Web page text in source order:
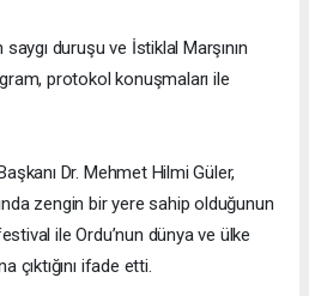
duruşu ve İstiklal Marşının
protokol konuşmaları ile
Dr. Mehmet Hilmi Güler,
zengin bir yere sahip olduğunun
ile Ordu’nun dünya ve ülke
çıktığını ifade etti.